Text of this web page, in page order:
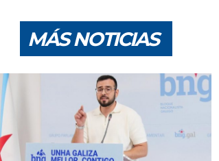
MÁS NOTICIAS